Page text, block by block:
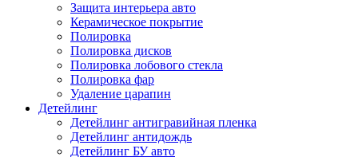
Защита интерьера авто
Керамическое покрытие
Полировка
Полировка дисков
Полировка лобового стекла
Полировка фар
Удаление царапин
Детейлинг
Детейлинг антигравийная пленка
Детейлинг антидождь
Детейлинг БУ авто